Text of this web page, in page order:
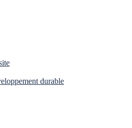
durable